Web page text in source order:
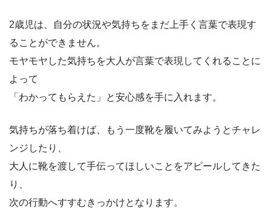
2歳児は、自分の状況や気持ちをまだ上手く言葉で表現す
ることができません。
モヤモヤした気持ちを大人が言葉で表現してくれることに
よって
「わかってもらえた」と安心感を手に入れます。
気持ちが落ち着けば、もう一度靴を履いてみようとチャレ
ンジしたり、
大人に靴を渡して手伝ってほしいことをアピールしてきた
り、
次の行動へすすむきっかけとなります。